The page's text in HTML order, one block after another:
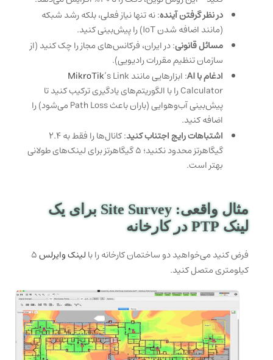
در نظر گرفتن آینده: نه تنها نیاز فعلی، بلکه رشد شبکه
(مانند اضافه شدن IoT) را پیش‌بینی کنید.
مسائل قانونی: در ایران، فرکانس‌های مجاز را چک کنید (از
سازمان تنظیم مقررات رادیویی).
ادغام با AI
: ابزارهایی مانند MikroTik’s Link
Calculator را با الگوریتم‌های یادگیری ترکیب کنید تا
پیش‌بینی آب‌وهوایی (باران باعث Path Loss می‌شود) را
اضافه کنید.
اشتباهات رایج اجتناب کنید
: کانال‌ها را فقط به ۲.۴
گیگاهرتز محدود نکنید؛ ۵ گیگاهرتز برای لینک‌های طولانی
بهتر است.
مثال واقعی: Site Survey برای یک
لینک PTP در کارخانه
فرض کنید می‌خواهید دو ساختمان کارخانه را با لینک وایرلس۵
کیلومتری متصل کنید.